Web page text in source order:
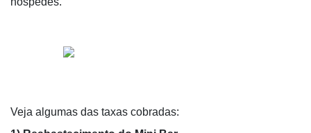
Veja algumas das taxas cobradas: